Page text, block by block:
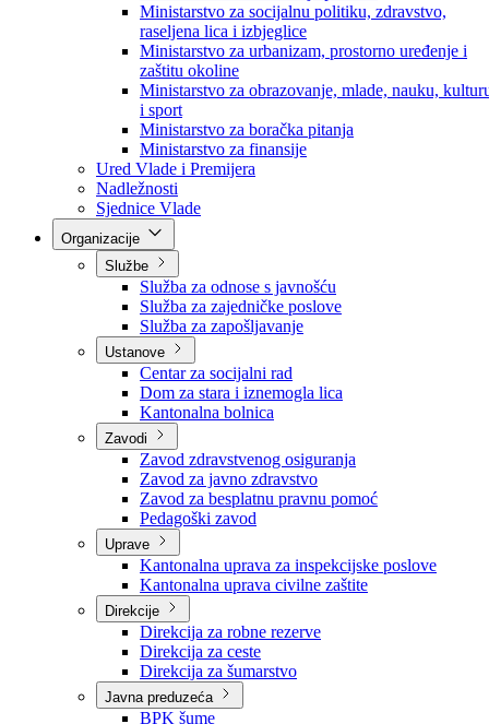
Ministarstvo za privredu
Ministarstvo za pravosuđe, upravu i radne odnose
Ministarstvo za unutrašnje poslove
Ministarstvo za socijalnu politiku, zdravstvo,
raseljena lica i izbjeglice
Ministarstvo za urbanizam, prostorno uređenje i
zaštitu okoline
Ministarstvo za obrazovanje, mlade, nauku,
i sport
Ministarstvo za boračka pitanja
Ministarstvo za finansije
Ured Vlade i Premijera
Nadležnosti
Sjednice Vlade
Službe
Služba za odnose s javnošću
Služba za zajedničke poslove
Služba za zapošljavanje
Ustanove
Centar za socijalni rad
Dom za stara i iznemogla lica
Kantonalna bolnica
Zavodi
Zavod zdravstvenog osiguranja
Zavod za javno zdravstvo
Zavod za besplatnu pravnu pomoć
Pedagoški zavod
Uprave
Kantonalna uprava za inspekcijske poslove
Kantonalna uprava civilne zaštite
Direkcije
Direkcija za robne rezerve
Direkcija za ceste